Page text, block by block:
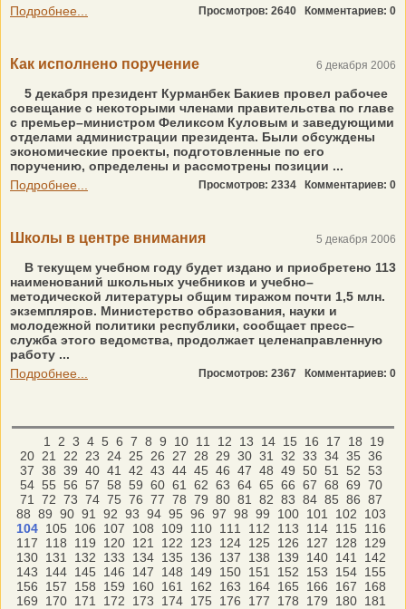
Подробнее...
Просмотров: 2640 Комментариев: 0
Как исполнено поручение 6 декабря 2006
5 декабря президент Курманбек Бакиев провел рабочее
совещание с некоторыми членами правительства по главе
с премьер–министром Феликсом Куловым и заведующими
отделами администрации президента. Были обсуждены
экономические проекты, подготовленные по его
поручению, определены и рассмотрены позиции ...
Подробнее...
Просмотров: 2334 Комментариев: 0
Школы в центре внимания 5 декабря 2006
В текущем учебном году будет издано и приобретено 113
наименований школьных учебников и учебно–
методической литературы общим тиражом почти 1,5 млн.
экземпляров. Министерство образования, науки и
молодежной политики республики, сообщает пресс–
служба этого ведомства, продолжает целенаправленную
работу ...
Подробнее...
Просмотров: 2367 Комментариев: 0
1 2 3 4 5 6 7 8 9 10 11 12 13 14 15 16 17 18
19
20 21 22 23 24 25 26 27 28 29 30 31 32 33 34 35 36
37 38 39 40 41 42 43 44 45 46 47 48 49 50 51 52 53
54 55 56 57 58 59 60 61 62 63 64 65 66 67 68 69 70
71
72 73 74 75 76 77 78 79 80 81 82 83 84 85 86 87
88 89 90 91 92 93 94 95 96 97 98 99 100 101 102
103
104 105 106 107 108 109 110 111 112 113 114 115
116
117
118 119 120 121 122 123 124 125 126 127 128
129
130 131 132 133 134 135 136 137 138 139 140 141
142
143
144 145 146 147 148 149 150 151 152 153 154 155
156
157 158 159 160 161 162 163 164 165 166 167
168
169
170 171 172 173 174 175 176 177 178 179 180 181